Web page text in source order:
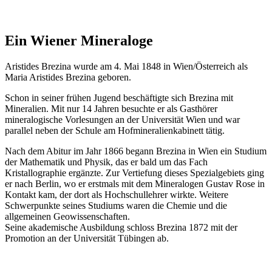
Ein Wiener Mineraloge
Aristides Brezina wurde am 4. Mai 1848 in Wien/Österreich als
Maria Aristides Brezina geboren.
Schon in seiner frühen Jugend beschäftigte sich Brezina mit
Mineralien. Mit nur 14 Jahren besuchte er als Gasthörer
mineralogische Vorlesungen an der Universität Wien und war
parallel neben der Schule am Hofmineralienkabinett tätig.
Nach dem Abitur im Jahr 1866 begann Brezina in Wien ein Studium
der Mathematik und Physik, das er bald um das Fach
Kristallographie ergänzte. Zur Vertiefung dieses Spezialgebiets ging
er nach Berlin, wo er erstmals mit dem Mineralogen Gustav Rose in
Kontakt kam, der dort als Hochschullehrer wirkte. Weitere
Schwerpunkte seines Studiums waren die Chemie und die
allgemeinen Geowissenschaften.
Seine akademische Ausbildung schloss Brezina 1872 mit der
Promotion an der Universität Tübingen ab.